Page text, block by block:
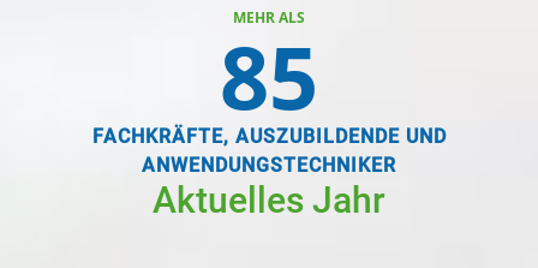
MEHR ALS
85
FACHKRÄFTE, AUSZUBILDENDE UND
ANWENDUNGSTECHNIKER
Aktuelles Jahr